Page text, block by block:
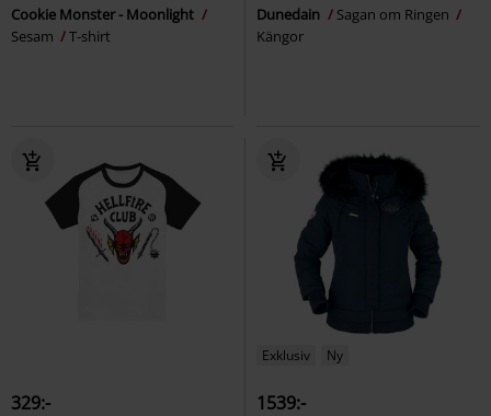
Cookie Monster - Moonlight
Sesam
T-shirt
Dunedain
Sagan om Ringen
Kängor
329:-
Exklusiv Ny
1539:-